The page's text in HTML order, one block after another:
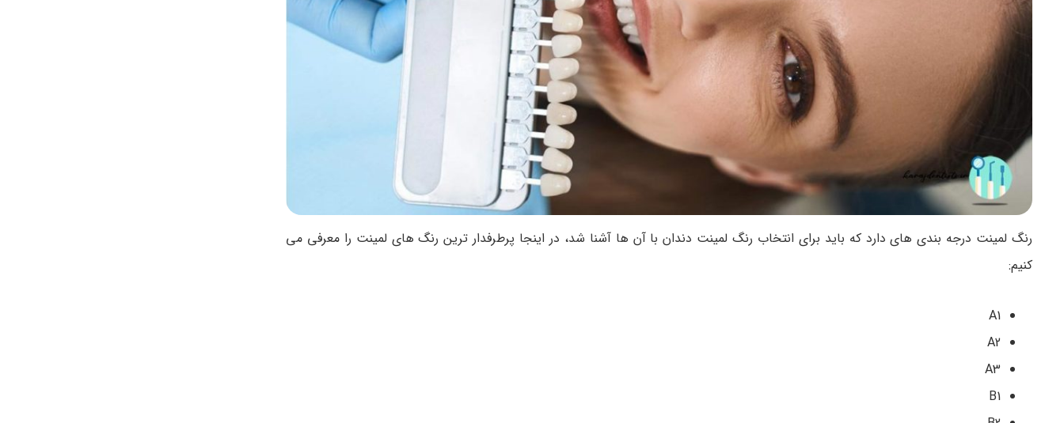
رنگ لمینت درجه بندی های دارد که باید برای انتخاب رنگ لمینت دندان با آن ها آشنا شد، در اینجا پرطرفدار ترین رنگ های لمینت را معرفی می
کنیم:
A1
A2
A3
B1